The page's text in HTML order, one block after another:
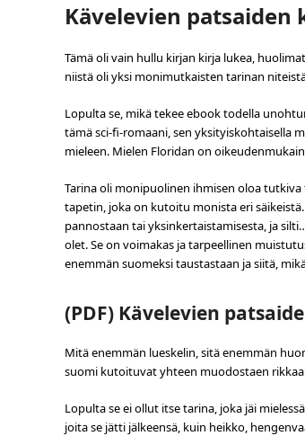
Kävelevien patsaiden
Tämä oli vain hullu kirjan kirja lukea,
niistä oli yksi monimutkaisten tarinan
Lopulta se, mikä tekee ebook todella
tämä sci-fi-romaani, sen yksityiskohtaisella
mieleen. Mielen Floridan on
Tarina oli monipuolinen ihmisen oloa
tapetin, joka on kutoitu monista eri
pannostaan tai yksinkertaistamisesta, ja
olet. Se on voimakas ja tarpeellinen
enemmän suomeksi taustastaan ja siitä,
(PDF) Kävelevien
Mitä enemmän lueskelin, sitä enemmän
suomi kutoituvat yhteen muodostaen
Lopulta se ei ollut itse tarina, joka jäi
joita se jätti jälkeensä, kuin heikko,